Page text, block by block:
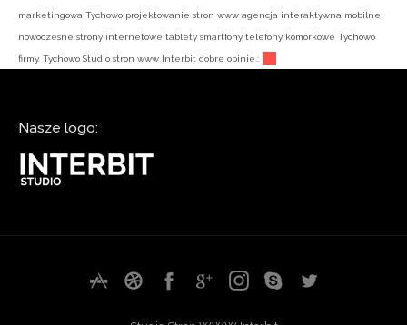
marketingowa Tychowo projektowanie stron www agencja interaktywna mobilne
nowoczesne strony internetowe tablety smartfony telefony komórkowe Tychowo
firmy. Tychowo Studio stron www Interbit dobre opinie.:
Nasze logo: